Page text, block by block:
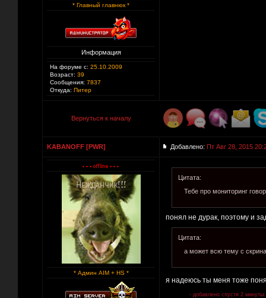
* Главный главнюк *
Информация
На форуме с: 25.10.2009
Возраст: 39
Сообщения: 7837
Откуда: Питер
Вернуться к началу
KABANOFF [PWR] Добавлено: Пт Авг 28, 2015
* Админ AIM + HS *
Цитата:
Тебе про мониторинг
понял не дурак, поэтому и
Цитата:
а может всю тему с
я надеюсь ты меня тоже
- добавлено спустя 2 минуты: